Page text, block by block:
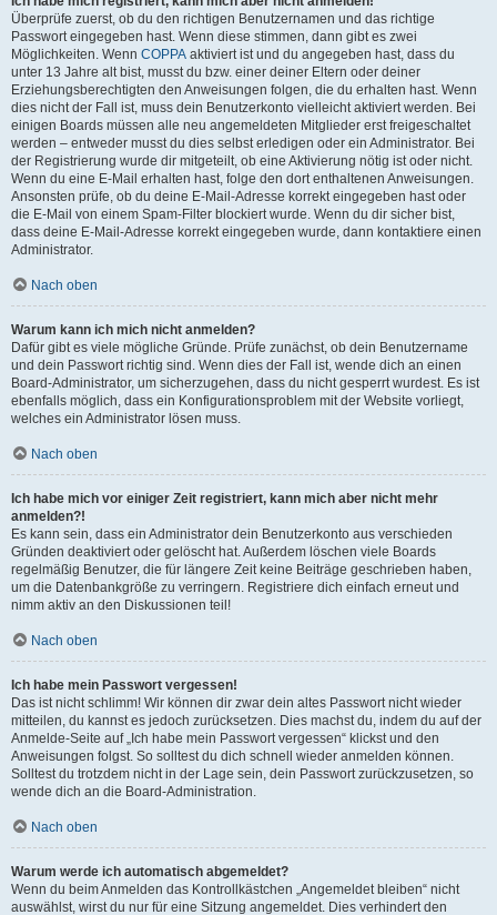
Überprüfe zuerst, ob du den richtigen Benutzernamen und das richtige
Passwort eingegeben hast. Wenn diese stimmen, dann gibt es zwei
Möglichkeiten. Wenn COPPA aktiviert ist und du angegeben hast, dass du
unter 13 Jahre alt bist, musst du bzw. einer deiner Eltern oder deiner
Erziehungsberechtigten den Anweisungen folgen, die du erhalten hast. Wenn
dies nicht der Fall ist, muss dein Benutzerkonto vielleicht aktiviert werden. Bei
einigen Boards müssen alle neu angemeldeten Mitglieder erst freigeschaltet
werden – entweder musst du dies selbst erledigen oder ein Administrator. Bei
der Registrierung wurde dir mitgeteilt, ob eine Aktivierung nötig ist oder nicht.
Wenn du eine E-Mail erhalten hast, folge den dort enthaltenen Anweisungen.
Ansonsten prüfe, ob du deine E-Mail-Adresse korrekt eingegeben hast oder
die E-Mail von einem Spam-Filter blockiert wurde. Wenn du dir sicher bist,
dass deine E-Mail-Adresse korrekt eingegeben wurde, dann kontaktiere einen
Administrator.
Nach oben
Warum kann ich mich nicht anmelden?
Dafür gibt es viele mögliche Gründe. Prüfe zunächst, ob dein Benutzername
und dein Passwort richtig sind. Wenn dies der Fall ist, wende dich an einen
Board-Administrator, um sicherzugehen, dass du nicht gesperrt wurdest. Es ist
ebenfalls möglich, dass ein Konfigurationsproblem mit der Website vorliegt,
welches ein Administrator lösen muss.
Nach oben
Ich habe mich vor einiger Zeit registriert, kann mich aber nicht mehr
anmelden?!
Es kann sein, dass ein Administrator dein Benutzerkonto aus verschieden
Gründen deaktiviert oder gelöscht hat. Außerdem löschen viele Boards
regelmäßig Benutzer, die für längere Zeit keine Beiträge geschrieben haben,
um die Datenbankgröße zu verringern. Registriere dich einfach erneut und
nimm aktiv an den Diskussionen teil!
Nach oben
Ich habe mein Passwort vergessen!
Das ist nicht schlimm! Wir können dir zwar dein altes Passwort nicht wieder
mitteilen, du kannst es jedoch zurücksetzen. Dies machst du, indem du auf der
Anmelde-Seite auf „Ich habe mein Passwort vergessen“ klickst und den
Anweisungen folgst. So solltest du dich schnell wieder anmelden können.
Solltest du trotzdem nicht in der Lage sein, dein Passwort zurückzusetzen, so
wende dich an die Board-Administration.
Nach oben
Warum werde ich automatisch abgemeldet?
Wenn du beim Anmelden das Kontrollkästchen „Angemeldet bleiben“ nicht
auswählst, wirst du nur für eine Sitzung angemeldet. Dies verhindert den